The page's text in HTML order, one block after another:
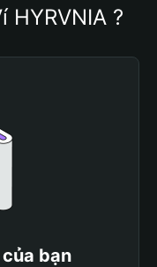
HYRVNIA ?
bạn